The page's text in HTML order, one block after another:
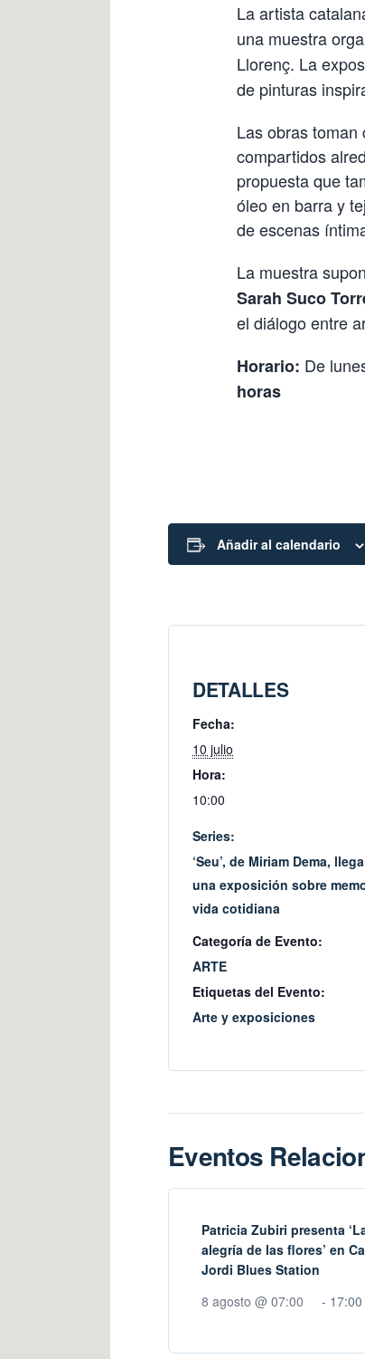
La artista
una muestra
Llorenç. La
de pinturas
Las obras
compartidos
propuesta que
óleo en barra y
de escenas
La muestra
Sarah Suco
el diálogo entre
Horario: De
horas
Añadir al calendario
DETALLES
Fecha:
10 julio
Hora:
10:00
Series:
‘Seu’, de Miriam Dema,
una exposición sobre
vida cotidiana
Categoría de Evento:
ARTE
Etiquetas del Evento:
Arte y exposiciones
Eventos
Patricia Zubiri presenta
alegría de las flores’ en
Jordi Blues Station
8 agosto @ 07:00
- 17:00